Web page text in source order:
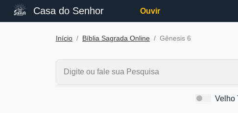
Casa do Senhor Ouvir
Início Bíblia Sagrada Online Gênesis 6
Velho